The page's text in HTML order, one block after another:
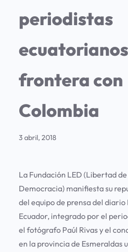
periodistas
frontera con
Colombia
3 abril, 2018
La Fundación LED (Libertad
Democracia) manifiesta su
del equipo de prensa del diario
Ecuador, integrado por el
el fotógrafo Paúl Rivas y el
en la provincia de Esmeraldas